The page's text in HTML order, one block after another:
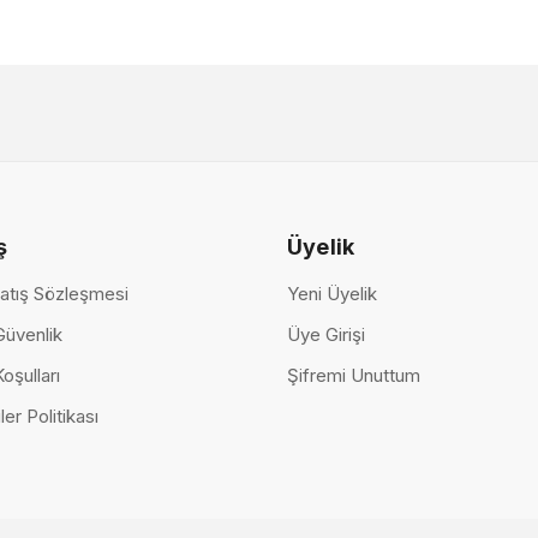
Sözleşmesi
Politikası
Üyelik
Yeni Üyelik
Üye Girişi
Şifremi Unuttum